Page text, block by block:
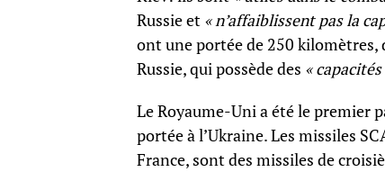
Russie et « n’affaiblissent pas la
ont une portée de 250 kilomètres,
Russie, qui possède des «
Le Royaume-Uni a été le premier
portée à l’Ukraine. Les missiles
France, sont des missiles de